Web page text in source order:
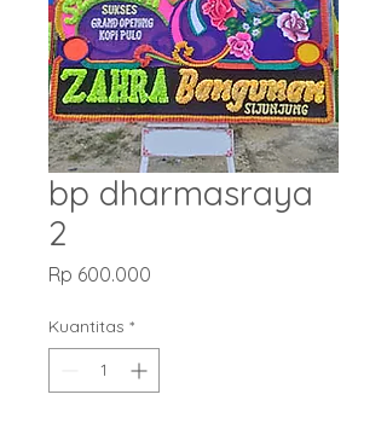
bp dharmasraya
2
Rp 600.000
Kuantitas *